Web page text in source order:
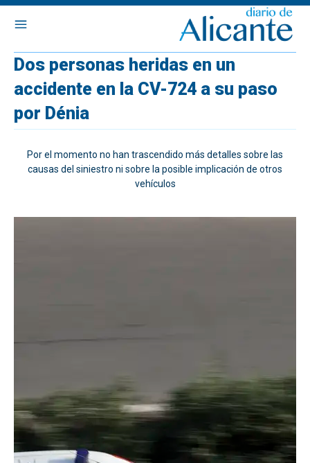
Dos personas heridas en un
accidente en la CV-724 a su paso
por Dénia
Por el momento no han trascendido más detalles sobre las
causas del siniestro ni sobre la posible implicación de otros
vehículos